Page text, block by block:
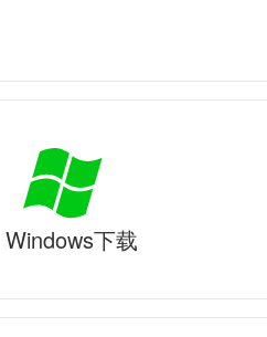
Windows下载